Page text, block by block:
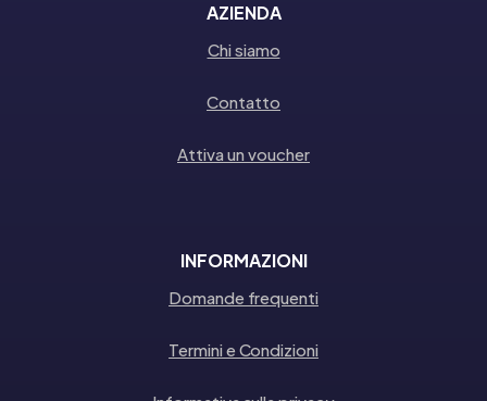
AZIENDA
Chi siamo
Contatto
Attiva un voucher
INFORMAZIONI
Domande frequenti
Termini e Condizioni